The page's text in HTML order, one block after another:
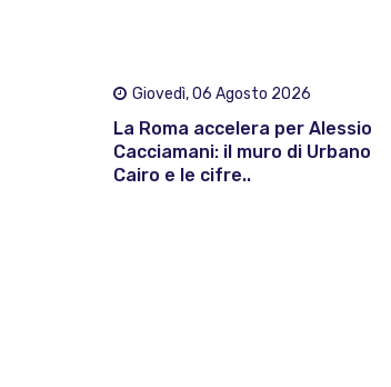
Giovedì, 06 Agosto 2026
La Roma accelera per Alessio
Cacciamani: il muro di Urbano
Cairo e le cifre..